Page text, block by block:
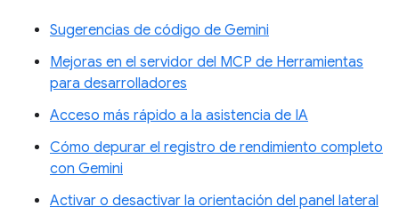
Sugerencias de código de Gemini
Mejoras en el servidor del MCP de Herramientas
para desarrolladores
Acceso más rápido a la asistencia de IA
Cómo depurar el registro de rendimiento completo
con Gemini
Activar o desactivar la orientación del panel lateral